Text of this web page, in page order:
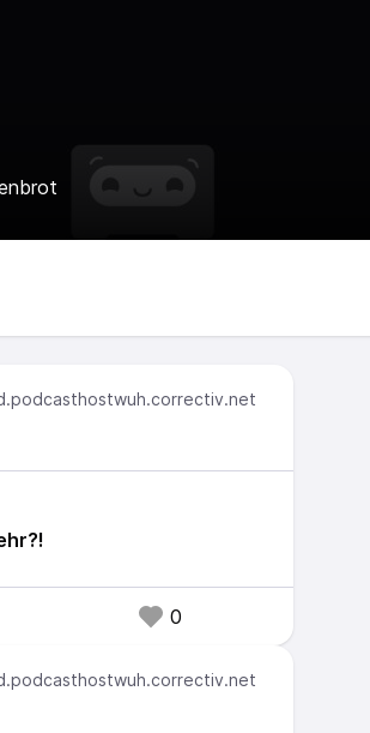
0